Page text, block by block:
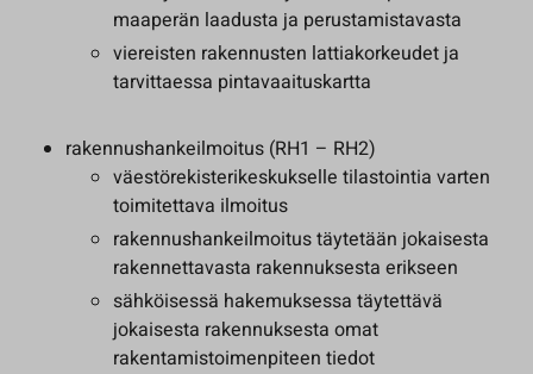
maaperän laadusta ja perustamistavasta
viereisten rakennusten lattiakorkeudet ja
tarvittaessa pintavaaituskartta
rakennushankeilmoitus (RH1 – RH2)
väestörekisterikeskukselle tilastointia varten
toimitettava ilmoitus
rakennushankeilmoitus täytetään jokaisesta
rakennettavasta rakennuksesta erikseen
sähköisessä hakemuksessa täytettävä
jokaisesta rakennuksesta omat
rakentamistoimenpiteen tiedot